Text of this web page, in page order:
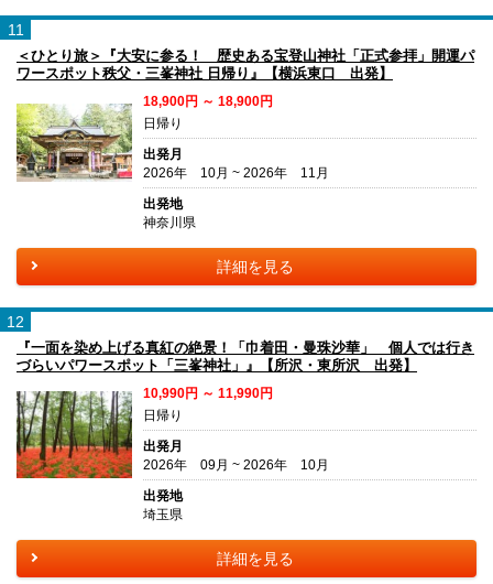
11
＜ひとり旅＞『大安に参る！ 歴史ある宝登山神社「正式参拝」開運パ
ワースポット秩父・三峯神社 日帰り』【横浜東口 出発】
18,900円 ～ 18,900円
日帰り
出発月
2026年 10月 ~ 2026年 11月
出発地
神奈川県
詳細を見る
12
『一面を染め上げる真紅の絶景！「巾着田・曼珠沙華」 個人では行き
づらいパワースポット「三峯神社」』【所沢・東所沢 出発】
10,990円 ～ 11,990円
日帰り
出発月
2026年 09月 ~ 2026年 10月
出発地
埼玉県
詳細を見る